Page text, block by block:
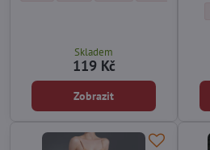
Skladem
119 Kč
Zobrazit